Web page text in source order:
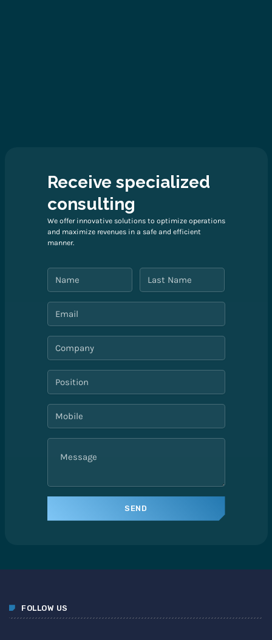
Receive specialized
consulting
We offer innovative solutions to optimize operations
and maximize revenues in a safe and efficient
manner.
FOLLOW US